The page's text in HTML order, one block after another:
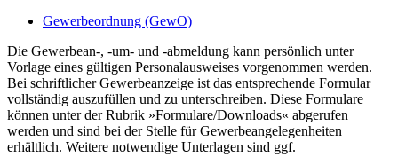
Gewerbeordnung (GewO)
Die Gewerbean-, -um- und -abmeldung kann persönlich unter
Vorlage eines gültigen Personalausweises vorgenommen werden.
Bei schriftlicher Gewerbeanzeige ist das entsprechende Formular
vollständig auszufüllen und zu unterschreiben. Diese Formulare
können unter der Rubrik »Formulare/Downloads« abgerufen
werden und sind bei der Stelle für Gewerbeangelegenheiten
erhältlich. Weitere notwendige Unterlagen sind ggf.